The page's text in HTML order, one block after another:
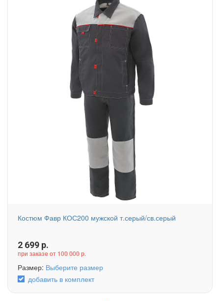
Костюм Фавр КОС200 мужской т.серый/св.серый
2 699 р.
при заказе от 100 000 р.
Размер: Выберите размер
добавить в комплект